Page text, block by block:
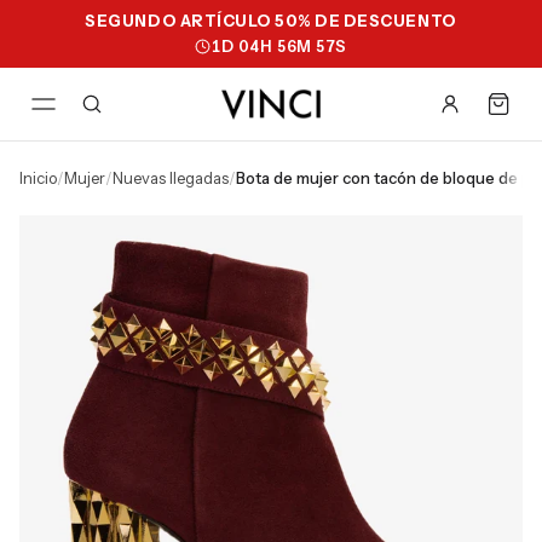
SEGUNDO ARTÍCULO 50% DE DESCUENTO
1D 04H 56M 56S
inicio/ mujer/ nuevas llegadas/ bota de mujer con tacón de bloque de